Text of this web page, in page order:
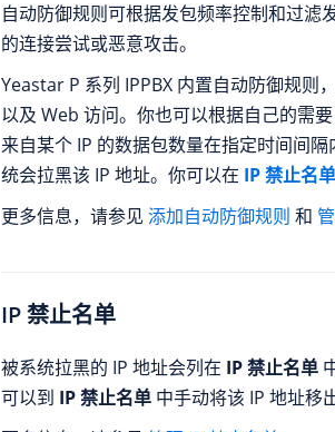
自动防御规则可根据发包频率控制和过滤
的连接尝试或恶意攻击。
Yeastar P 系列 IPPBX 内置自动防御规则
以及 Web 访问。你也可以根据自己的需
来自某个 IP 的数据包数量在指定时间间
统会拉黑该 IP 地址。你可以在 IP 禁止名单
更多信息，请参见 添加自动防御规则 和
IP 禁止名单
被系统拉黑的 IP 地址会列在 IP 禁止名单
可以到 IP 禁止名单 中手动将该 IP 地址移